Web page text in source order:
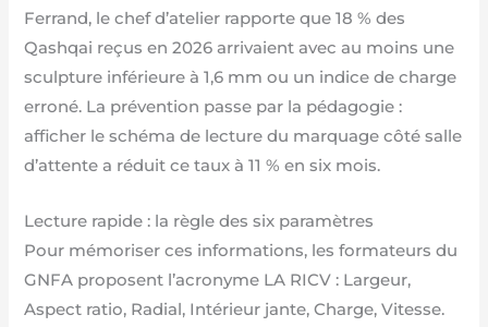
Ferrand, le chef d’atelier rapporte que 18 % des
Qashqai reçus en 2026 arrivaient avec au moins une
sculpture inférieure à 1,6 mm ou un indice de charge
erroné. La prévention passe par la pédagogie :
afficher le schéma de lecture du marquage côté salle
d’attente a réduit ce taux à 11 % en six mois.
Lecture rapide : la règle des six paramètres
Pour mémoriser ces informations, les formateurs du
GNFA proposent l’acronyme LA RICV : Largeur,
Aspect ratio, Radial, Intérieur jante, Charge, Vitesse.